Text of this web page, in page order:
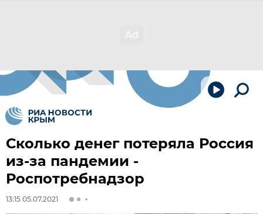
Сколько денег потеряла Россия
из-за пандемии -
Роспотребнадзор
13:15 05.07.2021